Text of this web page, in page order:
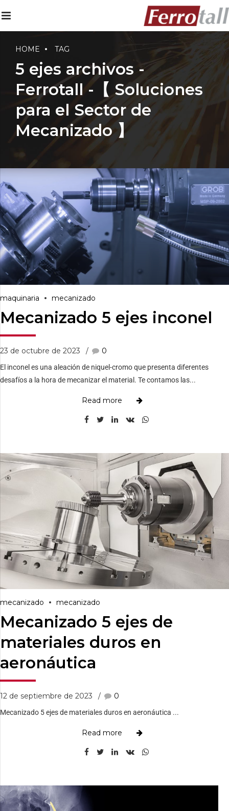
HOME TAG
5 ejes archivos -
Ferrotall -【 Soluciones
para el Sector de
Mecanizado 】
maquinaria mecanizado
Mecanizado 5 ejes inconel
23 de octubre de 2023 0
El inconel es una aleación de niquel-cromo que presenta diferentes
desafíos a la hora de mecanizar el material. Te contamos las...
Read more
mecanizado mecanizado
Mecanizado 5 ejes de
materiales duros en
aeronáutica
12 de septiembre de 2023 0
Mecanizado 5 ejes de materiales duros en aeronáutica ...
Read more